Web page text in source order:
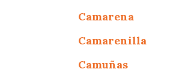
Camarena
Camarenilla
Camuñas